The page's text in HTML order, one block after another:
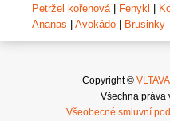
Petržel kořenová| Fenykl
Ananas
Avokádo Brusinky
Copyright ©
Všechna práva
Všeobecné smluvní